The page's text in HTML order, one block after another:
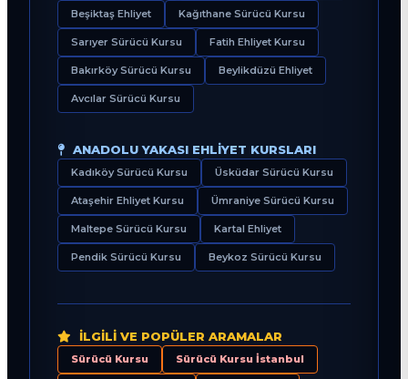
Beşiktaş Ehliyet Kağıthane Sürücü Kursu
Sarıyer Sürücü Kursu Fatih Ehliyet Kursu
Bakırköy Sürücü Kursu Beylikdüzü Ehliyet
Avcılar Sürücü Kursu
ANADOLU YAKASI EHLIYET KURSLARI
Kadıköy Sürücü Kursu Üsküdar Sürücü Kursu
Ataşehir Ehliyet Kursu Ümraniye Sürücü Kursu
Maltepe Sürücü Kursu Kartal Ehliyet
Pendik Sürücü Kursu Beykoz Sürücü Kursu
İLGILI VE POPÜLER ARAMALAR
Sürücü Kursu Sürücü Kursu İstanbul